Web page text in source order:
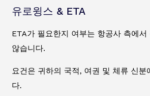
유로윙스 & ETA
ETA가 필요한지 여부는 항공사 측에서
않습니다.
요건은 귀하의 국적, 여권 및 체류 신분
다.